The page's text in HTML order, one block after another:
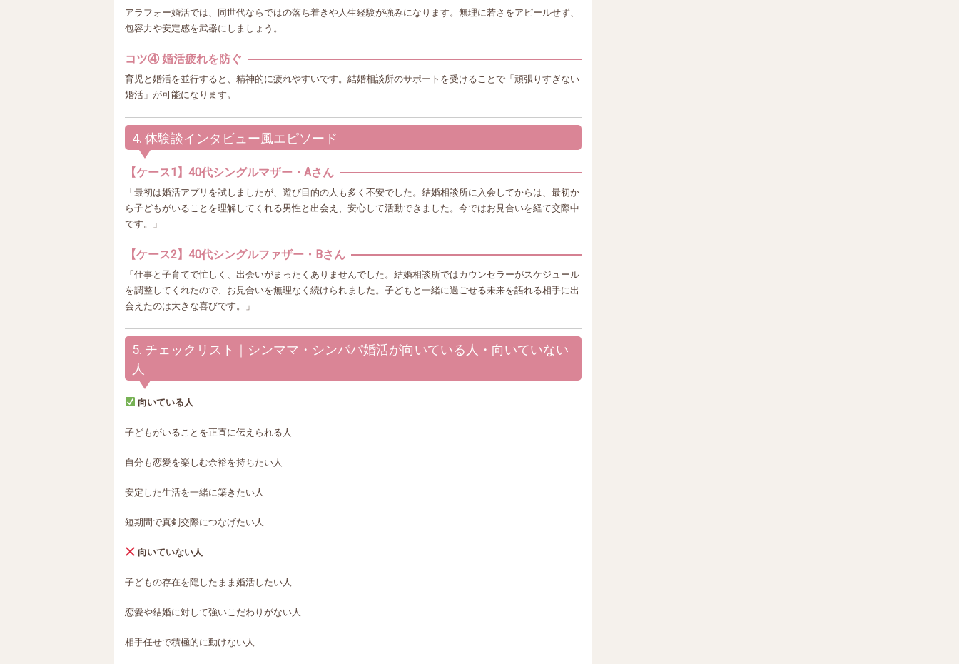
アラフォー婚活では、同世代ならではの落ち着きや人生経験が強みになります。無理に若さをアピールせず、
包容力や安定感を武器にしましょう。
コツ④ 婚活疲れを防ぐ
育児と婚活を並行すると、精神的に疲れやすいです。結婚相談所のサポートを受けることで「頑張りすぎない
婚活」が可能になります。
4. 体験談インタビュー風エピソード
【ケース1】40代シングルマザー・Aさん
「最初は婚活アプリを試しましたが、遊び目的の人も多く不安でした。結婚相談所に入会してからは、最初か
ら子どもがいることを理解してくれる男性と出会え、安心して活動できました。今ではお見合いを経て交際中
です。」
【ケース2】40代シングルファザー・Bさん
「仕事と子育てで忙しく、出会いがまったくありませんでした。結婚相談所ではカウンセラーがスケジュール
を調整してくれたので、お見合いを無理なく続けられました。子どもと一緒に過ごせる未来を語れる相手に出
会えたのは大きな喜びです。」
5. チェックリスト｜シンママ・シンパパ婚活が向いている人・向いていない
人
向いている人
子どもがいることを正直に伝えられる人
自分も恋愛を楽しむ余裕を持ちたい人
安定した生活を一緒に築きたい人
短期間で真剣交際につなげたい人
向いていない人
子どもの存在を隠したまま婚活したい人
恋愛や結婚に対して強いこだわりがない人
相手任せで積極的に動けない人